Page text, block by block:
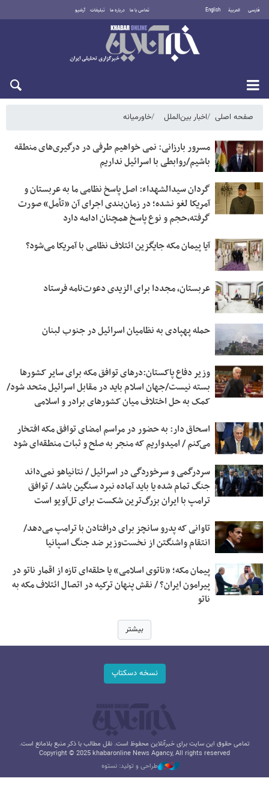
فارسی العربية English تماس با ما درباره ما تبلیغات آرشیو
شنبه ۱۷ مرداد ۱۴۰۵
صفحه اصلی اخبار بین‌الملل خاورمیانه
مسرور بارزانی: نمی خواهیم طرفی در درگیری‌های منطقه
باشیم/روابطی با اسرائیل نداریم
گردان سیدالشهداء: اصل پاسخ نظامی ما به عربستان و
آمریکا لغو نشده؛ در زمان‌بندی اجرای آن «تأمل» صورت
گرفته،حجم و نوع پاسخ همچنان ادامه دارد
آیا پیمان مکه جایگزین ائتلاف نظامی با آمریکا می‌شود؟
عربستان، مجددا برای الزیدی دعوت‌نامه فرستاد
حمله پهپادی به نظامیان اسرائیل در جنوب لبنان
وزیر دفاع پاکستان:درهای توافق مکه برای سایر کشورها
بسته نیست/جهان اسلام باید در مقابل اسرائیل متحد شود/
کمک به حل اختلاف میان کشورهای برادر و اسلامی
اسحاق‌ دار: به حضور در مراسم امضای توافق مکه افتخار
می‌کنم / امیدواریم که منجر به صلح و ثبات منطقه‌ای شود
سردرگمی و سرخوردگی در اسرائیل / نتانیاهو نمی‌داند
جنگ تمام شده یا باید آماده نبرد سنگین باشد / توافق
ترامپ با ایران بزرگ‌ترین شکست برای تل‌آویو است
تاوانی که پدرو سانچز برای درافتادن با ترامپ می‌دهد/
انتقام واشنگتن از نخست‌وزیر ضد جنگ اسپانیا
پیمان مکه؛ «ناتوی اسلامی» یا حلقه‌ای تازه از اقمار ناتو در
پیرامون ایران؟ / نقش پنهان ترکیه در اتصال ائتلاف مکه به
ناتو
بیشتر
نسخه دسکتاپ
تمامی حقوق این سایت برای خبرآنلاین محفوظ است. نقل مطالب با ذکر منبع بلامانع است.
Copyright © 2025 khabaronline News Agancy, All rights reserved
طراحی و تولید: نستوه